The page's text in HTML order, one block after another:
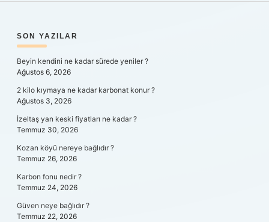
SIDEBAR
SON YAZILAR
Beyin kendini ne kadar sürede yeniler ?
Ağustos 6, 2026
2 kilo kıymaya ne kadar karbonat konur ?
Ağustos 3, 2026
İzeltaş yan keski fiyatları ne kadar ?
Temmuz 30, 2026
Kozan köyü nereye bağlıdır ?
Temmuz 26, 2026
Karbon fonu nedir ?
Temmuz 24, 2026
Güven neye bağlıdır ?
Temmuz 22, 2026